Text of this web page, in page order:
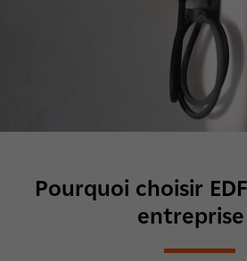
Pourquoi choisir
entreprise